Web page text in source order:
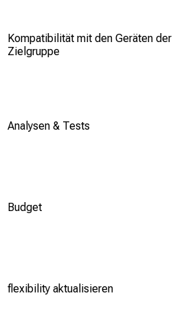
Kompatibilität mit den Geräten der
Zielgruppe
Analysen & Tests
Budget
flexibility aktualisieren